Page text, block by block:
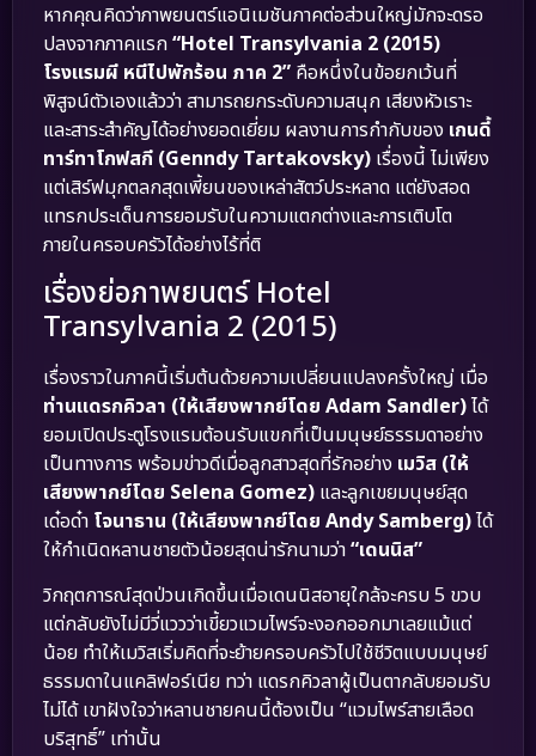
หากคุณคิดว่าภาพยนตร์แอนิเมชันภาคต่อส่วนใหญ่มักจะดรอ
ปลงจากภาคแรก“Hotel Transylvania 2 (2015)
โรงแรมผี หนีไปพักร้อน ภาค 2” คือหนึ่งในข้อยกเว้นที่
พิสูจน์ตัวเองแล้วว่า สามารถยกระดับความสนุก เสียงหัวเราะ
และสาระสำคัญได้อย่างยอดเยี่ยม ผลงานการกำกับของ เกนดี้
ทาร์ทาโกฟสกี (Genndy Tartakovsky) เรื่องนี้ ไม่เพียง
แต่เสิร์ฟมุกตลกสุดเพี้ยนของเหล่าสัตว์ประหลาด แต่ยังสอด
แทรกประเด็นการยอมรับในความแตกต่างและการเติบโต
ภายในครอบครัวได้อย่างไร้ที่ติ
เรื่องย่อภาพยนตร์ Hotel
Transylvania 2 (2015)
เรื่องราวในภาคนี้เริ่มต้นด้วยความเปลี่ยนแปลงครั้งใหญ่ เมื่อ
ท่านแดรกคิวลา (ให้เสียงพากย์โดย Adam Sandler)ได้
ยอมเปิดประตูโรงแรมต้อนรับแขกที่เป็นมนุษย์ธรรมดาอย่าง
เป็นทางการ พร้อมข่าวดีเมื่อลูกสาวสุดที่รักอย่าง เมวิส (ให้
เสียงพากย์โดย Selena Gomez) และลูกเขยมนุษย์สุด
เด๋อด๋า โจนาธาน (ให้เสียงพากย์โดย Andy Samberg)ได้
ให้กำเนิดหลานชายตัวน้อยสุดน่ารักนามว่า“เดนนิส”
วิกฤตการณ์สุดป่วนเกิดขึ้นเมื่อเดนนิสอายุใกล้จะครบ 5 ขวบ
แต่กลับยังไม่มีวี่แววว่าเขี้ยวแวมไพร์จะงอกออกมาเลยแม้แต่
น้อย ทำให้เมวิสเริ่มคิดที่จะย้ายครอบครัวไปใช้ชีวิตแบบมนุษย์
ธรรมดาในแคลิฟอร์เนีย ทว่า แดรกคิวลาผู้เป็นตากลับยอมรับ
ไม่ได้ เขาฝังใจว่าหลานชายคนนี้ต้องเป็น “แวมไพร์สายเลือด
บริสุทธิ์” เท่านั้น